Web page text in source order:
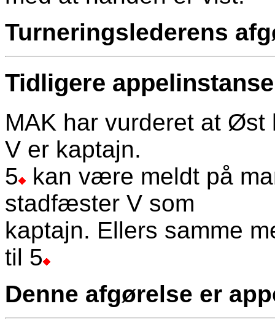
Turneringslederens
Tidligere
MAK har vurderet at
V er kaptajn.
5
kan være meldt på
stadfæster V som
kaptajn. Ellers samme
til 5
Denne afgørelse er